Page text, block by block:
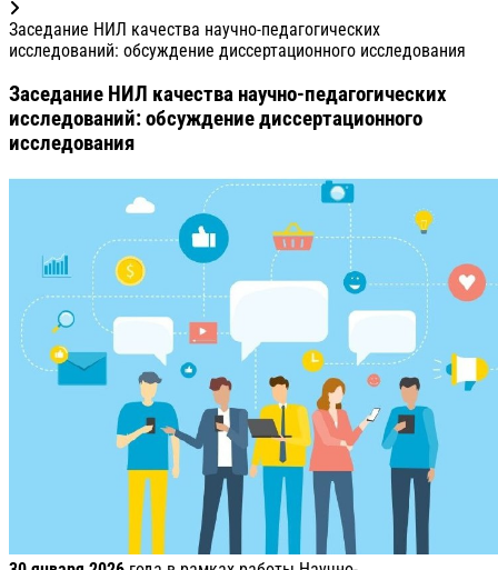
Заседание НИЛ качества научно-педагогических
исследований: обсуждение диссертационного исследования
Заседание НИЛ качества научно-педагогических
исследований: обсуждение диссертационного
исследования